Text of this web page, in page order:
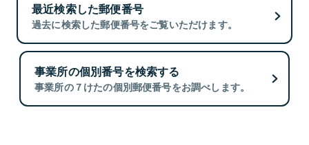
最近検索した郵便番号
過去に検索した郵便番号をご覧いただけます。
事業所の個別番号を検索する
事業所の７けたの個別郵便番号をお調べします。